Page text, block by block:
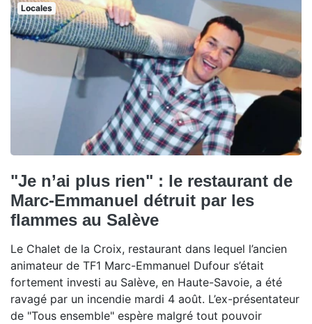
Locales
"Je n’ai plus rien" : le restaurant de
Marc-Emmanuel détruit par les
flammes au Salève
Le Chalet de la Croix, restaurant dans lequel l’ancien
animateur de TF1 Marc-Emmanuel Dufour s’était
fortement investi au Salève, en Haute-Savoie, a été
ravagé par un incendie mardi 4 août. L’ex-présentateur
de "Tous ensemble" espère malgré tout pouvoir